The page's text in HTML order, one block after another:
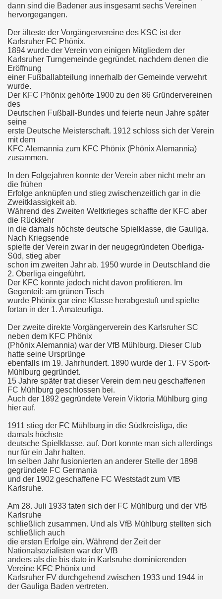
Verein:
1. FC K'lautern, Karlsruher SC
Name:
Geburtsdatum:
Verein:
Michael Wittwer
18.02.1967
Karlsruher SC, FC Nöttingen
145 Erstligaspiele/ 1 Tore, 2 Zweitligaspiele
Name:
Geburtsdatum:
Verein:
Rainer Scharinger
Karlsruher SC, SSV Ulm 1846, Stuttgarter
30 Erstligaspiele/ 4 Tore, 42 Zweitligaspiele
dann sind die Badener aus insgesamt sechs Vereinen
hervorgegangen.
Der älteste der Vorgängervereine des KSC ist der
Karlsruher FC Phönix.
1894 wurde der Verein von einigen Mitgliedern der
Karlsruher Turngemeinde gegründet, nachdem denen die
Eröffnung
einer Fußballabteilung innerhalb der Gemeinde verwehrt
wurde.
Der KFC Phönix gehörte 1900 zu den 86 Gründervereinen
des
Deutschen Fußball-Bundes und feierte neun Jahre später
seine
erste Deutsche Meisterschaft. 1912 schloss sich der Verein
mit dem
KFC Alemannia zum KFC Phönix (Phönix Alemannia)
zusammen.
In den Folgejahren konnte der Verein aber nicht mehr an
die frühen
Erfolge anknüpfen und stieg zwischenzeitlich gar in die
Zweitklassigkeit ab.
Während des Zweiten Weltkrieges schaffte der KFC aber
die Rückkehr
in die damals höchste deutsche Spielklasse, die Gauliga.
Nach Kriegsende
spielte der Verein zwar in der neugegründeten Oberliga-
Süd, stieg aber
schon im zweiten Jahr ab. 1950 wurde in Deutschland die
2. Oberliga eingeführt.
Der KFC konnte jedoch nicht davon profitieren. Im
Gegenteil: am grünen Tisch
wurde Phönix gar eine Klasse herabgestuft und spielte
fortan in der 1. Amateurliga.
Der zweite direkte Vorgängerverein des Karlsruher SC
neben dem KFC Phönix
(Phönix Alemannia) war der VfB Mühlburg. Dieser Club
hatte seine Ursprünge
ebenfalls im 19. Jahrhundert. 1890 wurde der 1. FV Sport-
Mühlburg gegründet.
15 Jahre später trat dieser Verein dem neu geschaffenen
FC Mühlburg geschlossen bei.
Auch der 1892 gegründete Verein Viktoria Mühlburg ging
hier auf.
1911 stieg der FC Mühlburg in die Südkreisliga, die
damals höchste
deutsche Spielklasse, auf. Dort konnte man sich allerdings
nur für ein Jahr halten.
Im selben Jahr fusionierten an anderer Stelle der 1898
gegründete FC Germania
und der 1902 geschaffene FC Weststadt zum VfB
Karlsruhe.
Am 28. Juli 1933 taten sich der FC Mühlburg und der VfB
Karlsruhe
schließlich zusammen. Und als VfB Mühlburg stellten sich
schließlich auch
die ersten Erfolge ein. Während der Zeit der
Nationalsozialisten war der VfB
anders als die bis dato in Karlsruhe dominierenden
Vereine KFC Phönix und
Karlsruher FV durchgehend zwischen 1933 und 1944 in
der Gauliga Baden vertreten.